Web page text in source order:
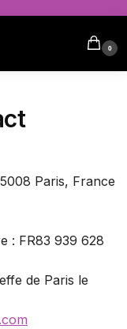
0
Paris, France
: FR83 939 628
de Paris le